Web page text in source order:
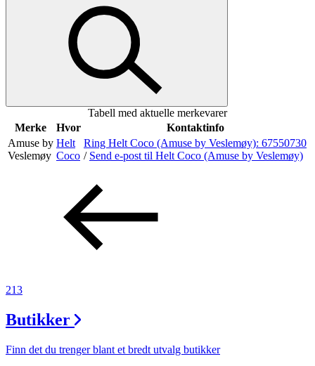
Mat og drikke
Aktiviteter
Merker
Inspirasjon
Praktisk informasjon
Ledige stillinger
Magasin
Tabell med aktuelle merkevarer
Merke
Hvor
Kontaktinfo
Amuse by
Veslemøy
Helt
Coco
Ring Helt Coco (Amuse by Veslemøy): 67550730
/ Send e-post til Helt Coco (Amuse by Veslemøy)
213
Butikker
Finn det du trenger blant et bredt utvalg butikker